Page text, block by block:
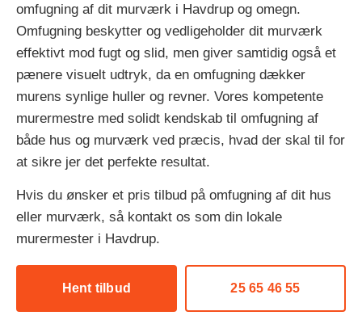
omfugning af dit murværk i Havdrup og omegn.
Omfugning beskytter og vedligeholder dit murværk
effektivt mod fugt og slid, men giver samtidig også et
pænere visuelt udtryk, da en omfugning dækker
murens synlige huller og revner. Vores kompetente
murermestre med solidt kendskab til omfugning af
både hus og murværk ved præcis, hvad der skal til for
at sikre jer det perfekte resultat.
Hvis du ønsker et pris tilbud på omfugning af dit hus
eller murværk, så kontakt os som din lokale
murermester i Havdrup.
Hent tilbud 25 65 46 55